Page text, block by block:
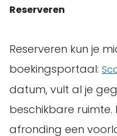
Reserveren
Reserveren kun je
boekingsportaal:
datum, vult al je
beschikbare
afronding een